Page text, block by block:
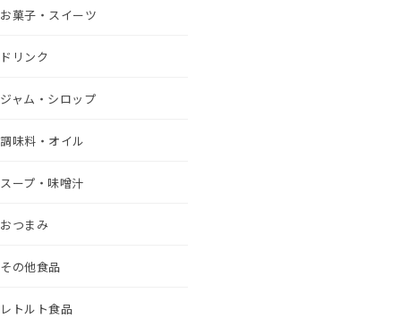
お菓子・スイーツ
ドリンク
ジャム・シロップ
調味料・オイル
スープ・味噌汁
おつまみ
その他食品
レトルト食品